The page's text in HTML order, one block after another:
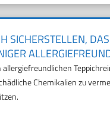
SICHERSTELLEN,
Chemikalien zu